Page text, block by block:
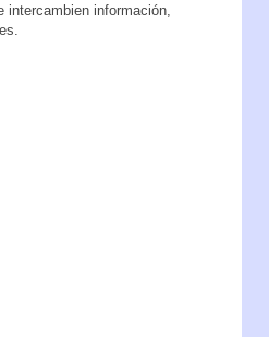
información,